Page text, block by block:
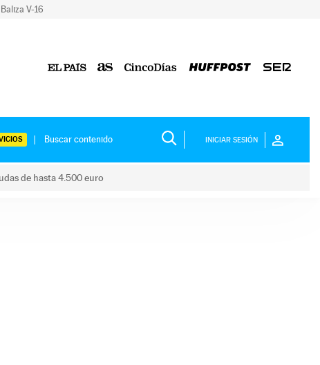
Baliza V-16
INICIAR SESIÓN
de hasta 4.500 euro